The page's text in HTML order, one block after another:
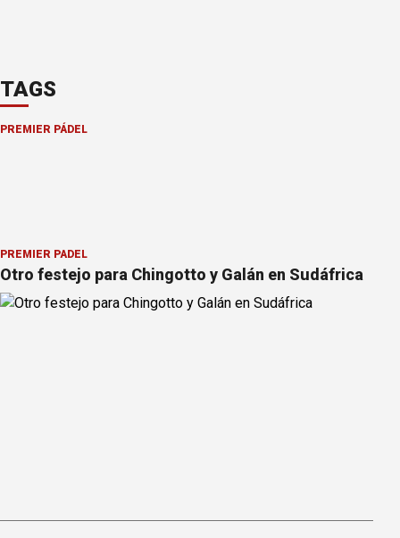
TAGS
PREMIER PÁDEL
PREMIER PÁDEL
Otro festejo para Chingotto y Galán en Sudáfrica